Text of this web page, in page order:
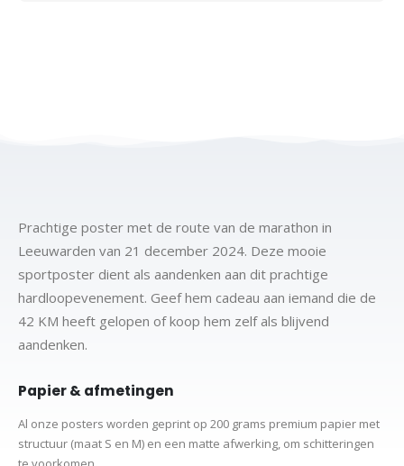
Prachtige poster met de route van de marathon in
Leeuwarden van 21 december 2024. Deze mooie
sportposter dient als aandenken aan dit prachtige
hardloopevenement. Geef hem cadeau aan iemand die de
42 KM heeft gelopen of koop hem zelf als blijvend
aandenken.
Papier & afmetingen
Al onze posters worden geprint op 200 grams premium papier met
structuur (maat S en M) en een matte afwerking, om schitteringen